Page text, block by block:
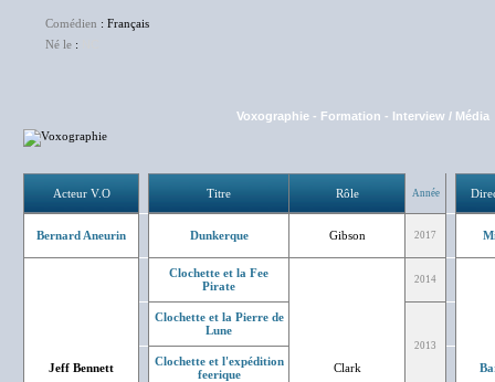
Comédien : Français
Né le :
Voxographie - Formation - Interview / Média
Acteur V.O Titre Rôle Année
Bernard Aneurin Dunkerque Gibson 2017
Jeff Bennett
Clochette et la Fee
Pirate
Clark
2014
Clochette et la Pierre de
Lune
2013
Clochette et l'expédition
feerique